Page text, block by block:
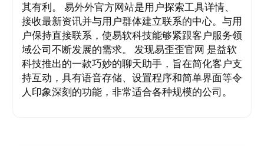
其有利。 易外外官方网站是用户探索工具详情、
接收最新资讯并与用户群体建立联系的中心。与用
户保持直接联系，使易软科技能够紧跟客户服务领
域公司不断发展的需求。 发现易歪歪官网 是益软
科技推出的一款巧妙的聊天助手，旨在简化客户支
持互动，具有语音存储、设置程序和简单界面等令
人印象深刻的功能，非常适合各种规模的公司。